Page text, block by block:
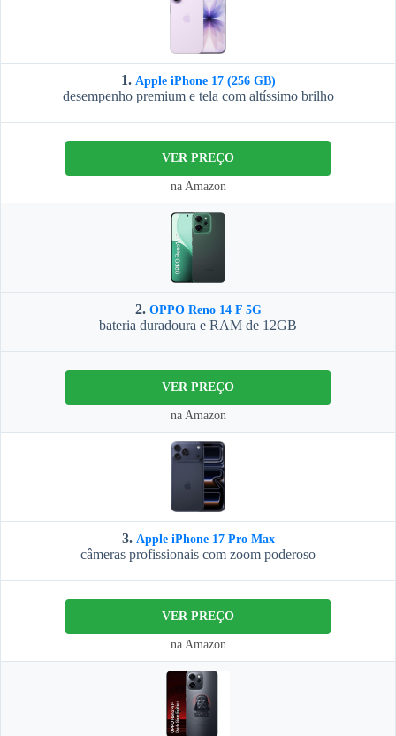
1. Apple iPhone 17 (256 GB)
desempenho premium e tela com altíssimo brilho
VER PREÇO
na Amazon
2. OPPO Reno 14 F 5G
bateria duradoura e RAM de 12GB
VER PREÇO
na Amazon
3. Apple iPhone 17 Pro Max
câmeras profissionais com zoom poderoso
VER PREÇO
na Amazon